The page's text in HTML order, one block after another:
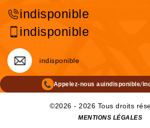
indisponible
indisponible
indisponible
Appelez-nous auindisponible/
©2026 - 2026 Tous droits
MENTIONS LÉGALES